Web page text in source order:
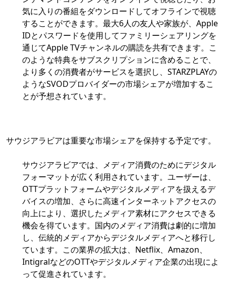
気に入りの番組をダウンロードしてオフラインで視聴
することができます。最大6人の友人や家族が、Apple
IDとパスワードを使用してファミリーシェアリングを
通じてApple TVチャンネルの購読を共有できます。こ
のような特典をサブスクリプションに含めることで、
より多くの消費者がサービスを選択し、STARZPLAYの
ようなSVODプロバイダーの市場シェアが増加するこ
とが予想されています。
サウジアラビアは重要な市場シェアを保持する予定です。
サウジアラビアでは、メディア消費のためにデジタル
フォーマットが広く利用されています。ユーザーは、
OTTプラットフォームやデジタルメディアを扱えるデ
バイスの増加、さらに高速インターネットアクセスの
向上により、選択したメディア素材にアクセスできる
機会を得ています。国内のメディア消費は劇的に増加
し、伝統的メディアからデジタルメディアへと移行し
ています。この業界の拡大は、Netflix、Amazon、
IntigralなどのOTTやデジタルメディア企業の出現によ
って促進されています。